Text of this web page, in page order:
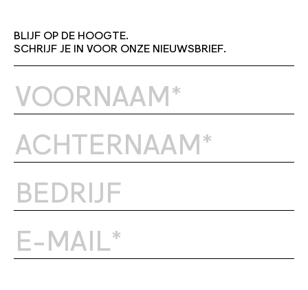
BLIJF OP DE HOOGTE.
SCHRIJF JE IN VOOR ONZE NIEUWSBRIEF.